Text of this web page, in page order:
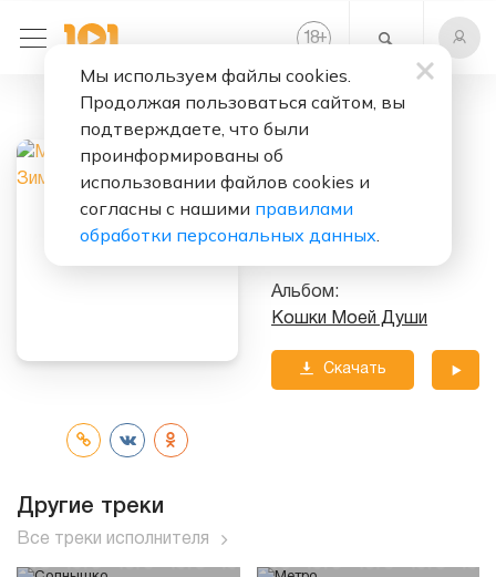
18+
Зима Приходит
Сама
Альбом:
Кошки Моей Души
Скачать
Другие треки
Все треки исполнителя
Мы используем файлы cookies.
Продолжая пользоваться сайтом, вы
подтверждаете, что были
проинформированы об
использовании файлов cookies и
согласны с нашими правилами
обработки персональных данных.